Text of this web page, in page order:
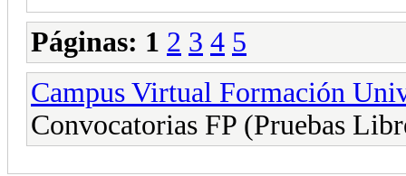
Páginas: 1 2 3 4 5
Campus Virtual Formación
Convocatorias FP (Pruebas